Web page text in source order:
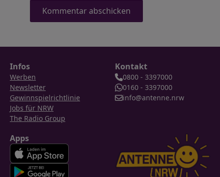
Infos
Werben
Newsletter
Gewinnspielrichtlinie
Jobs für NRW
The Radio Group
Kontakt
0800 - 3397000
0160 - 3397000
info@antenne.nrw
Apps